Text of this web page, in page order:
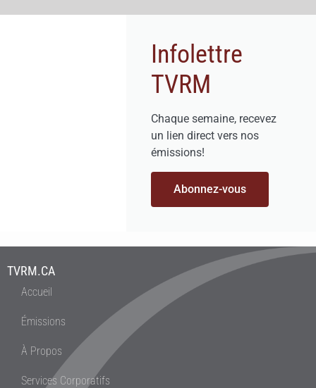
Infolettre
TVRM
Chaque semaine, recevez
un lien direct vers nos
émissions!
Abonnez-vous
TVRM.CA
Accueil
Émissions
À Propos
Services Corporatifs